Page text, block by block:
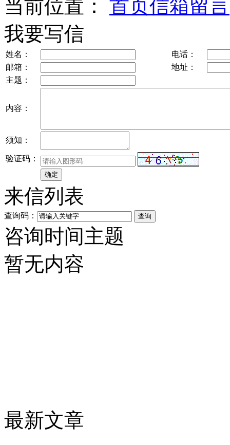
当前位置： 首页信箱留言
我要写信
姓名：
电话：
邮箱：
地址：
主题：
内容：
须知：
验证码：
来信列表
查询码：
咨询时间主题
暂无内容
最新文章